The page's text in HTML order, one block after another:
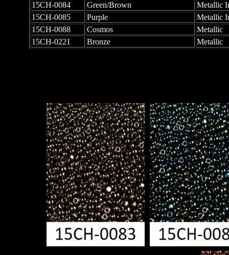
15CH-0084 Green/Brown
Metallic
15CH-0085
Purple
Metallic
15CH-0088
Cosmos
Metallic
15CH-0221
Bronze Metallic